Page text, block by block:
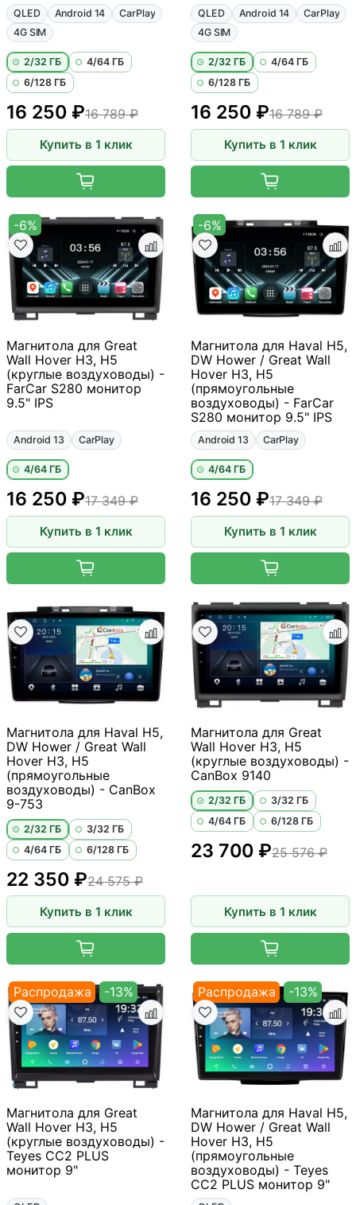
QLED Android 14
CarPlay
4G SIM
2/32 ГБ
4/64 ГБ
6/128 ГБ
16 250 ₽16 789 ₽
Купить в 1 клик
QLED Android 14
CarPlay
4G SIM
2/32 ГБ
4/64 ГБ
6/128 ГБ
16 250 ₽16 789 ₽
Купить в 1 клик
-6%
Магнитола для Great
Wall Hover H3, H5
(круглые воздуховоды) -
FarCar S280 монитор
9.5" IPS
Android 13 CarPlay
4/64 ГБ
17 349 ₽
16 250 ₽
Купить в 1 клик
-6%
Магнитола для Haval H5,
DW Hower / Great Wall
Hover H3, H5
(прямоугольные
воздуховоды) - FarCar
S280 монитор 9.5" IPS
Android 13 CarPlay
4/64 ГБ
17 349 ₽
16 250 ₽
Купить в 1 клик
Магнитола для Haval H5,
DW Hower / Great Wall
Hover H3, H5
(прямоугольные
воздуховоды) - CanBox
9-753
2/32 ГБ
3/32 ГБ
4/64 ГБ
6/128 ГБ
22 350 ₽24 575 ₽
Купить в 1 клик
Магнитола для Great
Wall Hover H3, H5
(круглые воздуховоды) -
CanBox 9140
2/32 ГБ
3/32 ГБ
4/64 ГБ
6/128 ГБ
23 700 ₽25 576 ₽
Купить в 1 клик
Распродажа -13%
Магнитола для Great
Wall Hover H3, H5
(круглые воздуховоды) -
Teyes CC2 PLUS
монитор 9"
Распродажа -13%
Магнитола для Haval H5,
DW Hower / Great Wall
Hover H3, H5
(прямоугольные
воздуховоды) - Teyes
CC2 PLUS монитор 9"